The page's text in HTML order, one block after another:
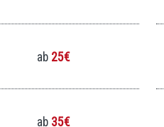
ab25€
ab35€